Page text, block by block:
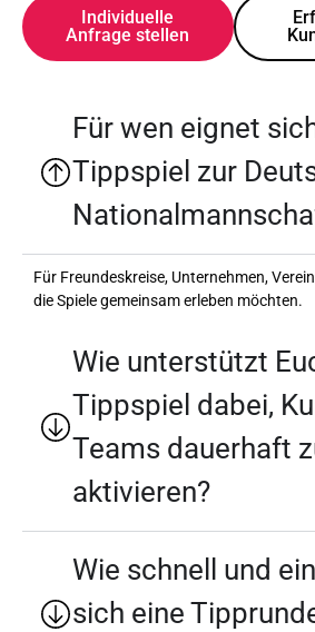
Individuelle
Anfrage stellen
Für wen eignet
Tippspiel zur
Für Freundeskreise, Unternehmen,
die Spiele gemeinsam erleben möchten.
Wie unterstützt
Tippspiel dabei,
Teams dauerhaft
aktivieren?
Wie schnell und
sich eine